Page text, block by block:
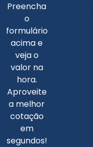
Preencha
o
formulário
acima e
veja o
valor na
hora.
Aproveite
a melhor
cotação
em
segundos!